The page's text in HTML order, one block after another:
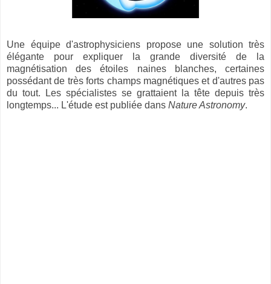
Une équipe d'astrophysiciens propose une solution très
élégante pour expliquer la grande diversité de la
magnétisation des étoiles naines blanches, certaines
possédant de très forts champs magnétiques et d'autres pas
du tout. Les spécialistes se grattaient la tête depuis très
longtemps... L'étude est publiée dans Nature Astronomy.